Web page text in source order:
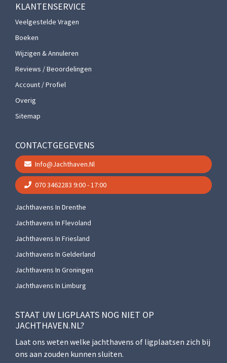
KLANTENSERVICE
Veelgestelde Vragen
Boeken
Wijzigen & Annuleren
Reviews / Beoordelingen
Account / Profiel
Overig
Sitemap
CONTACTGEGEVENS
Info@jachthaven.nl
070 3462283 9:00 - 17:00
Jachthavens In Drenthe
Jachthavens In Flevoland
Jachthavens In Friesland
Jachthavens In Gelderland
Jachthavens In Groningen
Jachthavens In Limburg
STAAT UW LIGPLAATS NOG NIET OP
JACHTHAVEN.NL?
Laat ons weten welke jachthavens of ligplaatsen zich bij
ons aan zouden kunnen sluiten.